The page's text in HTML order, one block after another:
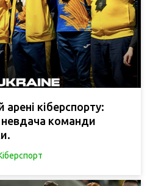
арені кіберспорту:
команди